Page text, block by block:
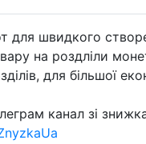
для швидкого
на роздліли
для більшої
канал зі